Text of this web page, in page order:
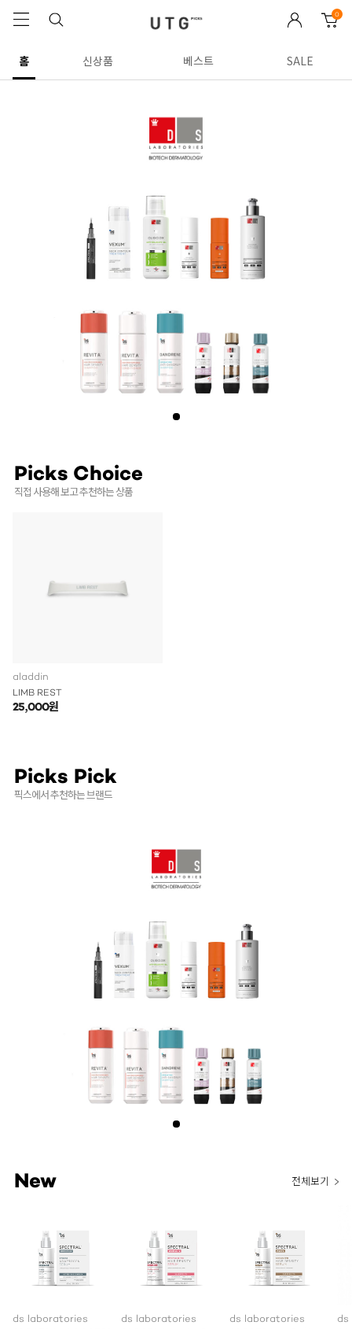
0
홈 신상품 베스트 SALE
Picks Choice
직접 사용해 보고 추천하는 상품
aladdin
LIMB REST
25,000원
Picks Pick
픽스에서 추천하는 브랜드
New 전체보기
ds laboratories ds laboratories ds laboratories ds